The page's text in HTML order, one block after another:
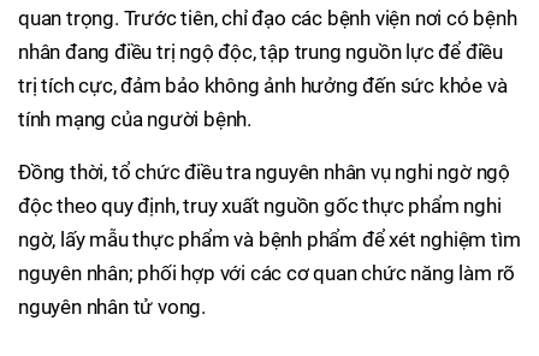
quan trọng. Trước tiên, chỉ đạo các bệnh viện nơi có bệnh
nhân đang điều trị ngộ độc, tập trung nguồn lực để điều
trị tích cực, đảm bảo không ảnh hưởng đến sức khỏe và
tính mạng của người bệnh.
Đồng thời, tổ chức điều tra nguyên nhân vụ nghi ngờ ngộ
độc theo quy định, truy xuất nguồn gốc thực phẩm nghi
ngờ, lấy mẫu thực phẩm và bệnh phẩm để xét nghiệm tìm
nguyên nhân; phối hợp với các cơ quan chức năng làm rõ
nguyên nhân tử vong.